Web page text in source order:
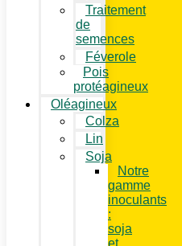
Traitement
de
semences
Féverole
Pois
protéagineux
Oléagineux
Colza
Lin
Soja
Notre
gamme
inoculants
:
soja
et